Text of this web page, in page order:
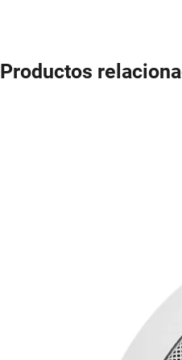
Productos